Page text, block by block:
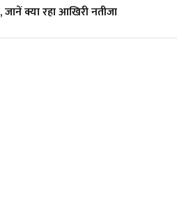
क्या रहा आखिरी नतीजा